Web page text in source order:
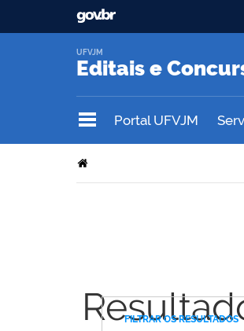
Editais e
UFVJM
Portal UFVJM
FILTRAR OS RESULTADOS